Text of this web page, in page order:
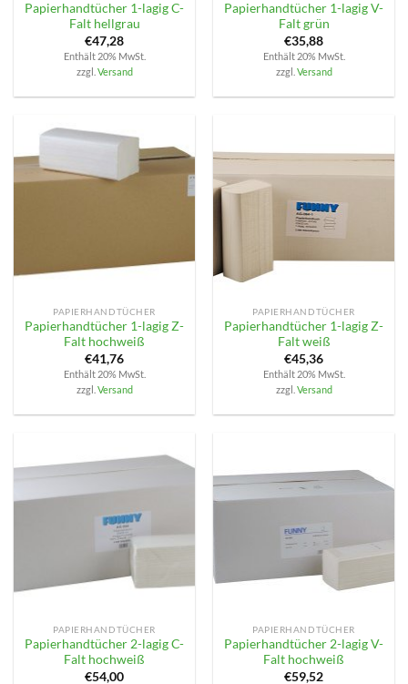
Papierhandtücher 1-lagig C-
Falt hellgrau
€47,28
Enthält 20% MwSt.
zzgl. Versand
Papierhandtücher 1-lagig V-
Falt grün
€35,88
Enthält 20% MwSt.
zzgl. Versand
PAPIERHANDTÜCHER
Papierhandtücher 1-lagig Z-
Falt hochweiß
€41,76
Enthält 20% MwSt.
zzgl. Versand
PAPIERHANDTÜCHER
Papierhandtücher 1-lagig Z-
Falt weiß
€45,36
Enthält 20% MwSt.
zzgl. Versand
PAPIERHANDTÜCHER
Papierhandtücher 2-lagig C-
Falt hochweiß
€54,00
PAPIERHANDTÜCHER
Papierhandtücher 2-lagig V-
Falt hochweiß
€59,52